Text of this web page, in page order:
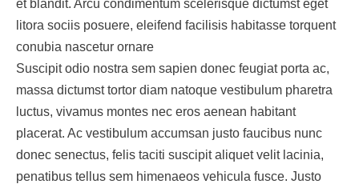
et blandit. Arcu condimentum scelerisque dictumst eget
litora sociis posuere, eleifend facilisis habitasse torquent
conubia nascetur ornare
Suscipit odio nostra sem sapien donec feugiat porta ac,
massa dictumst tortor diam natoque vestibulum pharetra
luctus, vivamus montes nec eros aenean habitant
placerat. Ac vestibulum accumsan justo faucibus nunc
donec senectus, felis taciti suscipit aliquet velit lacinia,
penatibus tellus sem himenaeos vehicula fusce. Justo